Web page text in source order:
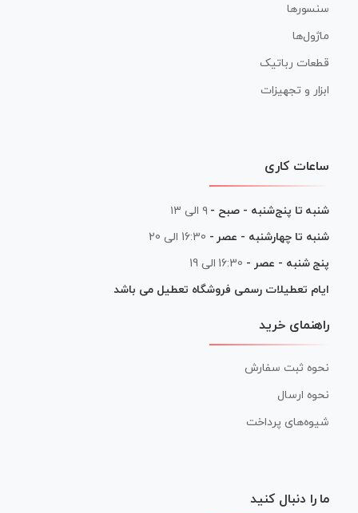
سنسورها
ماژول‌ها
قطعات رباتیک
ابزار و تجهیزات
ساعات کاری
شنبه تا پنج‌شنبه - صبح - ۹ الی ۱۳
شنبه تا چهارشنبه - عصر - 16:30 الی 20
پنج شنبه - عصر - 16:30 الی 19
ایام تعطیلات رسمی فروشگاه تعطیل می باشد
راهنمای خرید
نحوه ثبت سفارش
نحوه ارسال
شیوه‌های پرداخت
ما را دنبال کنید